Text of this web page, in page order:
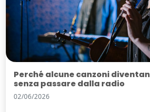
Perché alcune canzoni
senza passare dalla radio
02/06/2026